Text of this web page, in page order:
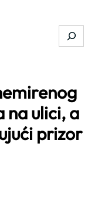
Search
na ulici, a
prizor